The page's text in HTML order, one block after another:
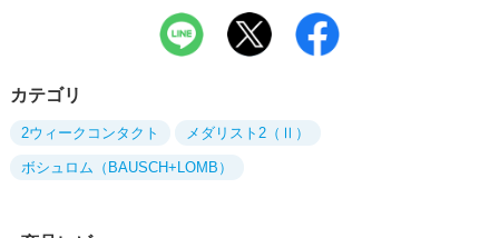
カテゴリ
2ウィークコンタクト メダリスト2（Ⅱ）
ボシュロム（BAUSCH+LOMB）